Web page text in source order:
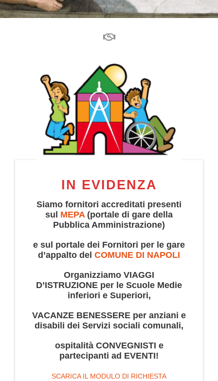
IN EVIDENZA
Siamo fornitori accreditati presenti
sul MEPA(portale di gare della
Pubblica Amministrazione)
e sul portale dei Fornitori per le gare
d’appalto del COMUNE DI NAPOLI
Organizziamo VIAGGI
D’ISTRUZIONE per le Scuole Medie
inferiori e Superiori,
VACANZE BENESSERE per anziani e
disabili dei Servizi sociali comunali,
ospitalità CONVEGNISTI e
partecipanti ad EVENTI!
SCARICA IL MODULO DI RICHIESTA